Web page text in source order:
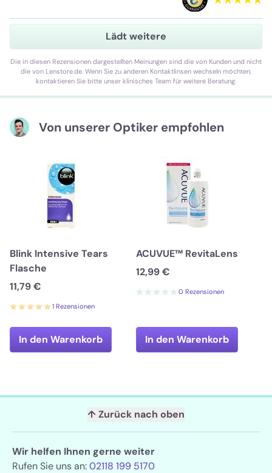
Lädt weitere
Die in diesen Rezensionen dargestellten Meinungen sind die von Kunden und nicht
die von Lenstore.de. Wenn Sie zu anderen Kontaktlinsen wechseln möchten,
kontaktieren Sie bitte unser klinisches Team für weitere Beratung.
Von unserer Optiker empfohlen
Blink Intensive Tears
Flasche
11,79 €
1 Rezensionen
In den Warenkorb
ACUVUE™ RevitaLens
12,99 €
0 Rezensionen
In den Warenkorb
↑ Zurück nach oben
Wir helfen Ihnen gerne weiter
Rufen Sie uns an:02118 199 5170